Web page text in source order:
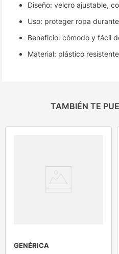
Diseño: velcro ajustable,
Uso: proteger ropa
Beneficio: cómodo y fácil
Material: plástico
TAMBIÉN TE
GENÉRICA